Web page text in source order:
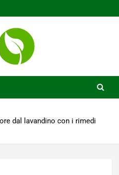
dal lavandino con i rimedi